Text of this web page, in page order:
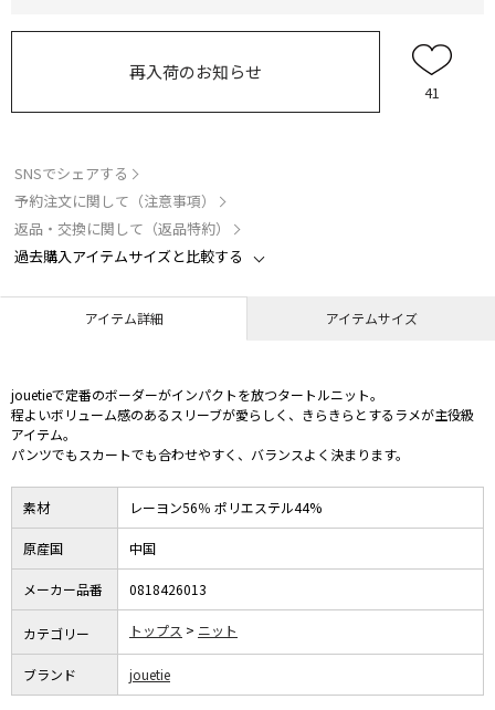
再入荷のお知らせ
41
SNSでシェアする
予約注文に関して（注意事項）
返品・交換に関して（返品特約）
過去購入アイテムサイズと比較する
アイテム詳細 アイテムサイズ
jouetieで定番のボーダーがインパクトを放つタートルニット。
程よいボリューム感のあるスリーブが愛らしく、きらきらとするラメが主役級
アイテム。
パンツでもスカートでも合わせやすく、バランスよく決まります。
素材 レーヨン56％ ポリエステル44%
原産国 中国
メーカー品番 0818426013
カテゴリー トップス ニット
ブランド jouetie